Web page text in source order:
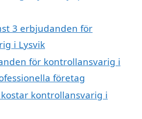
3 erbjudanden för
i Lysvik
för kontrollansvarig i
företag
kontrollansvarig i